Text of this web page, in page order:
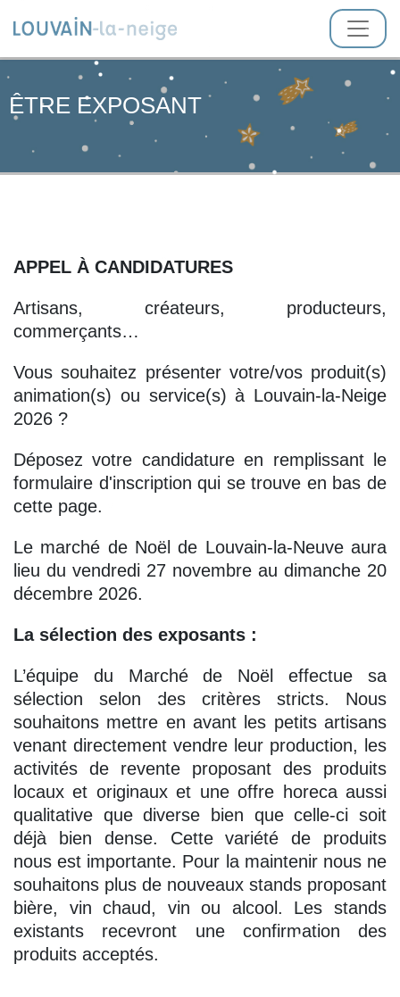
ÊTRE EXPOSANT
APPEL À CANDIDATURES
Artisans, créateurs, producteurs,
commerçants…
Vous souhaitez présenter votre/vos produit(s)
animation(s) ou service(s) à Louvain-la-Neige
2026 ?
Déposez votre candidature en remplissant le
formulaire d'inscription qui se trouve en bas de
cette page.
Le marché de Noël de Louvain-la-Neuve aura
lieu du vendredi 27 novembre au dimanche 20
décembre 2026.
La sélection des exposants :
L’équipe du Marché de Noël effectue sa
sélection selon des critères stricts. Nous
souhaitons mettre en avant les petits artisans
venant directement vendre leur production, les
activités de revente proposant des produits
locaux et originaux et une offre horeca aussi
qualitative que diverse bien que celle-ci soit
déjà bien dense. Cette variété de produits
nous est importante. Pour la maintenir nous ne
souhaitons plus de nouveaux stands proposant
bière, vin chaud, vin ou alcool. Les stands
existants recevront une confirmation des
produits acceptés.